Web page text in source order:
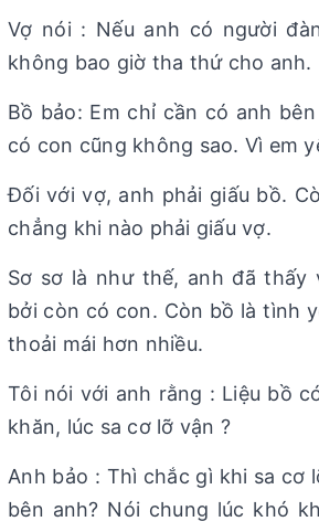
Vợ nói : Nếu anh có người
không bao giờ tha thứ cho anh.
Bồ bảo: Em chỉ cần có anh
có con cũng không sao. Vì em
Đối với vợ, anh phải giấu bồ.
chẳng khi nào phải giấu vợ.
Sơ sơ là như thế, anh đã thấy
bởi còn có con. Còn bồ là tình
thoải mái hơn nhiều.
Tôi nói với anh rằng : Liệu bồ
khăn, lúc sa cơ lỡ vận ?
Anh bảo : Thì chắc gì khi sa cơ
bên anh? Nói chung lúc khó